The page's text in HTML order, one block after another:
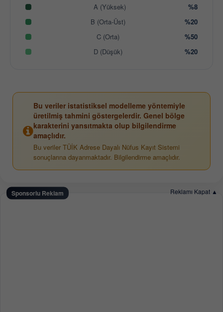
A (Yüksek)
%8
B (Orta-Üst)
%20
C (Orta)
%50
D (Düşük)
%20
Bu veriler istatistiksel modelleme yöntemiyle
üretilmiş tahmini göstergelerdir. Genel bölge
karakterini yansıtmakta olup bilgilendirme
amaçlıdır.
Bu veriler TÜİK Adrese Dayalı Nüfus Kayıt Sistemi
sonuçlarına dayanmaktadır. Bilgilendirme amaçlıdır.
Sponsorlu Reklam Reklamı Kapat ▲